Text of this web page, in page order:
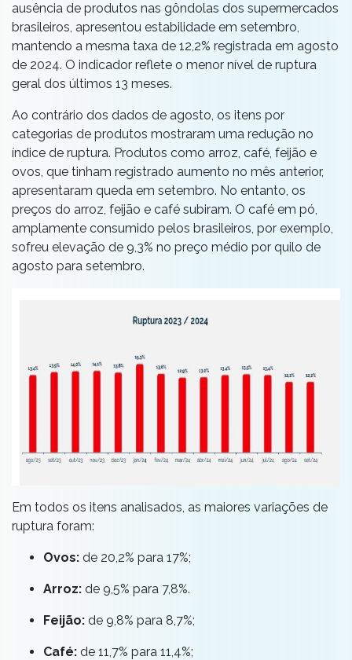
ausência de produtos nas gôndolas dos supermercados
brasileiros, apresentou estabilidade em setembro,
mantendo a mesma taxa de 12,2% registrada em agosto
de 2024. O indicador reflete o menor nível de ruptura
geral dos últimos 13 meses.
Ao contrário dos dados de agosto, os itens por
categorias de produtos mostraram uma redução no
índice de ruptura. Produtos como arroz, café, feijão e
ovos, que tinham registrado aumento no mês anterior,
apresentaram queda em setembro. No entanto, os
preços do arroz, feijão e café subiram. O café em pó,
amplamente consumido pelos brasileiros, por exemplo,
sofreu elevação de 9,3% no preço médio por quilo de
agosto para setembro.
Em todos os itens analisados, as maiores variações de
ruptura foram:
Ovos: de 20,2% para 17%;
Arroz: de 9,5% para 7,8%.
Feijão: de 9,8% para 8,7%;
Café: de 11,7% para 11,4%;